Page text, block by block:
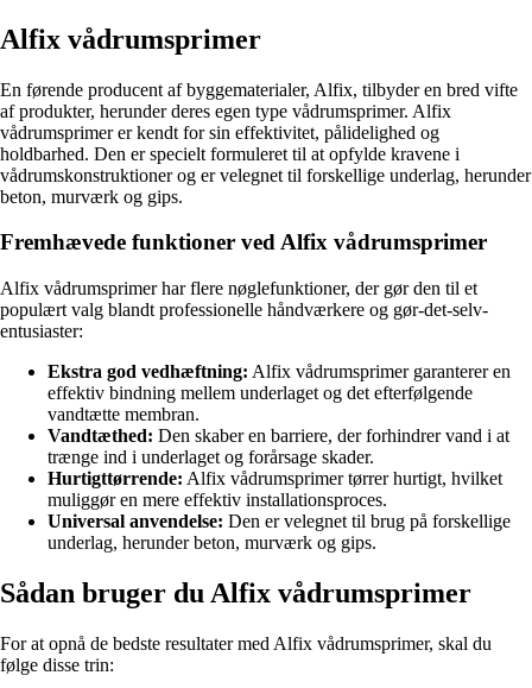
Alfix vådrumsprimer
En førende producent af byggematerialer, Alfix, tilbyder en bred vifte
af produkter, herunder deres egen type vådrumsprimer. Alfix
vådrumsprimer er kendt for sin effektivitet, pålidelighed og
holdbarhed. Den er specielt formuleret til at opfylde kravene i
vådrumskonstruktioner og er velegnet til forskellige underlag, herunder
beton, murværk og gips.
Fremhævede funktioner ved Alfix vådrumsprimer
Alfix vådrumsprimer har flere nøglefunktioner, der gør den til et
populært valg blandt professionelle håndværkere og gør-det-selv-
entusiaster:
Ekstra god vedhæftning: Alfix vådrumsprimer garanterer en
effektiv bindning mellem underlaget og det efterfølgende
vandtætte membran.
Vandtæthed: Den skaber en barriere, der forhindrer vand i at
trænge ind i underlaget og forårsage skader.
Hurtigttørrende: Alfix vådrumsprimer tørrer hurtigt, hvilket
muliggør en mere effektiv installationsproces.
Universal anvendelse: Den er velegnet til brug på forskellige
underlag, herunder beton, murværk og gips.
Sådan bruger du Alfix vådrumsprimer
For at opnå de bedste resultater med Alfix vådrumsprimer, skal du
følge disse trin: